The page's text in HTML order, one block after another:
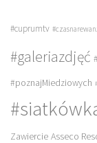
#cuprumtv
#galeriazdjęć
#poznajMiedziowych
Zawiercie Asseco